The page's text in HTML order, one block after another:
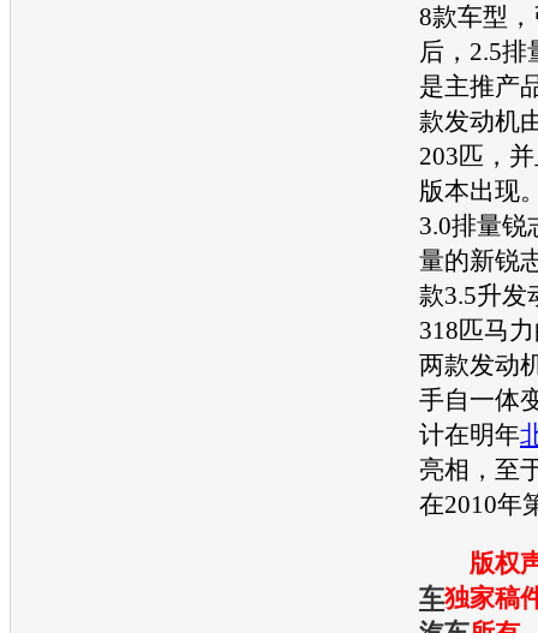
8款车型
后，2.5
是主推产
款发动机
203匹，
版本出现
3.0排量锐
量的新锐
款3.5升发
318匹马
两款发动
手自一体
计在明年
亮相，至
在2010年
版权
车独家稿